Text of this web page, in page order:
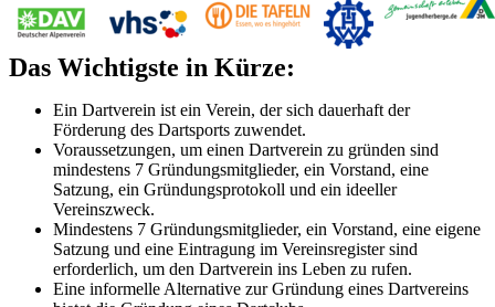
Das Wichtigste in Kürze:
Ein Dartverein ist ein Verein, der sich dauerhaft der
Förderung des Dartsports zuwendet.
Voraussetzungen, um einen Dartverein zu gründen sind
mindestens 7 Gründungsmitglieder, ein Vorstand, eine
Satzung, ein Gründungsprotokoll und ein ideeller
Vereinszweck.
Mindestens 7 Gründungsmitglieder, ein Vorstand, eine eigene
Satzung und eine Eintragung im Vereinsregister sind
erforderlich, um den Dartverein ins Leben zu rufen.
Eine informelle Alternative zur Gründung eines Dartvereins